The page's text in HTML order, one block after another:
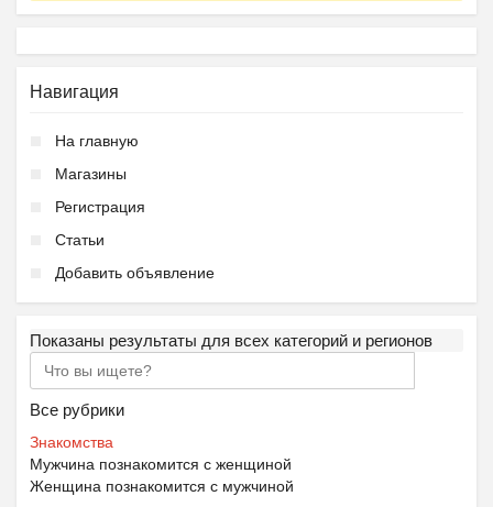
Навигация
На главную
Магазины
Регистрация
Статьи
Добавить объявление
Показаны результаты для всех категорий и регионов
Все рубрики
Знакомства
Мужчина познакомится с женщиной
Женщина познакомится с мужчиной